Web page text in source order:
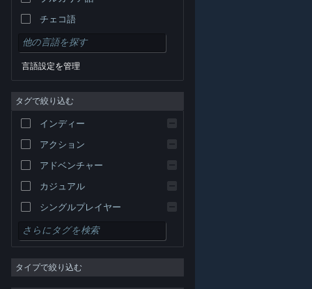
国およびその他の国の各社が所有します。プライバシー
ポリシー|リーガル|アクセシビリティ|Steam 利
用規約|返金| Cookie
チェコ語
デンマーク語
ドイツ語
英語
スペイン語 - スペイン
スペイン語－ラテンアメリカ
ギリシャ語
言語設定を管理
タグで絞り込む
インディー
アクション
アドベンチャー
カジュアル
シングルプレイヤー
シミュレーション
RPG
ストラテジー
タイプで絞り込む